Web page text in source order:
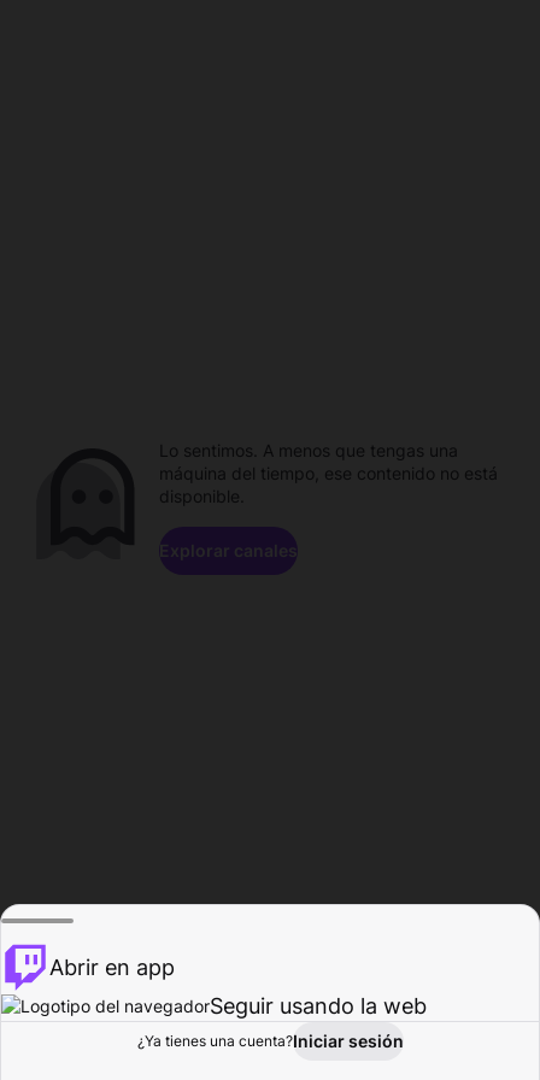
Explorar Actividad
Lo sentimos. A menos que tengas una
máquina del tiempo, ese contenido no está
disponible.
Explorar canales
Abrir en app
Seguir usando la web
¿Ya tienes una cuenta?Iniciar sesión